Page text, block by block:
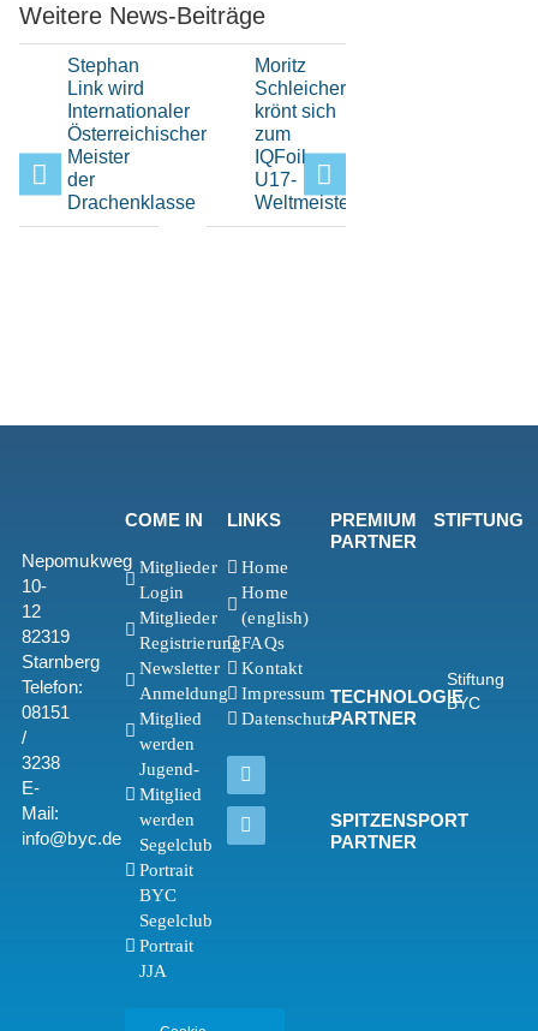
Weitere News-Beiträge
Stephan
Link wird
Internationaler
Österreichischer
Meister
der
Drachenklasse
Moritz
Schleicher
krönt sich
zum
IQFoil
U17-
Weltmeister
Nepomukweg
10-
12
82319
Starnberg
Telefon:
08151
/
3238
E-
Mail:
info@byc.de
COME IN
Mitglieder
Login
Mitglieder
Registrierung
Newsletter
Anmeldung
Mitglied
werden
Jugend-
Mitglied
werden
Segelclub
Portrait
BYC
Segelclub
Portrait
JJA
LINKS
Home
Home
(english)
FAQs
Kontakt
Impressum
Datenschutz
PREMIUM
PARTNER
TECHNOLOGIE
PARTNER
SPITZENSPORT
PARTNER
STIFTUNG
Stiftung
BYC